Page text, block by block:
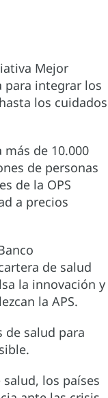
Mejor
para integrar los
los cuidados
más de 10.000
de personas
de la OPS
a precios
de salud
la innovación y
la APS.
de salud para
los países